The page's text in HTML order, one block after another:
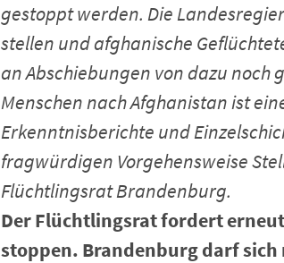
gestoppt werden. Die
stellen und afghanische
an Abschiebungen von dazu
Menschen nach Afghanistan ist
Erkenntnisberichte und
fragwürdigen Vorgehensweise
Flüchtlingsrat Brandenburg.
Der Flüchtlingsrat fordert
stoppen. Brandenburg darf